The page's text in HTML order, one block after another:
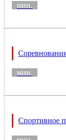
мин.
мин.
Спортивное